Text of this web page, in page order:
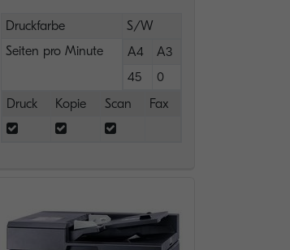
Druckfarbe
S/W
Seiten pro Minute
A4
A3
45
0
Druck
Kopie Scan Fax